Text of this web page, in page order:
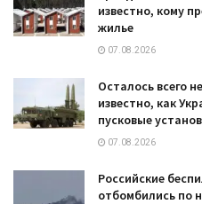
известно, кому
жилье
07.08.2026
Осталось всего
известно, как
пусковые
07.08.2026
Российские
отбомбились по